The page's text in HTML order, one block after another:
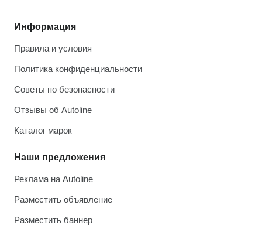
Информация
Правила и условия
Политика конфиденциальности
Советы по безопасности
Отзывы об Autoline
Каталог марок
Наши предложения
Реклама на Autoline
Разместить объявление
Разместить баннер